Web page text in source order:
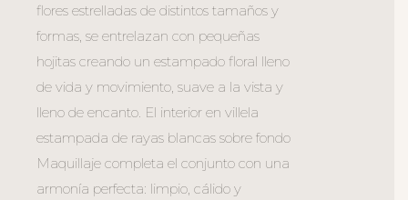
flores estrelladas de distintos tamaños y
formas, se entrelazan con pequeñas
hojitas creando un estampado floral lleno
de vida y movimiento, suave a la vista y
lleno de encanto. El interior en villela
estampada de rayas blancas sobre fondo
Maquillaje completa el conjunto con una
armonía perfecta: limpio, cálido y